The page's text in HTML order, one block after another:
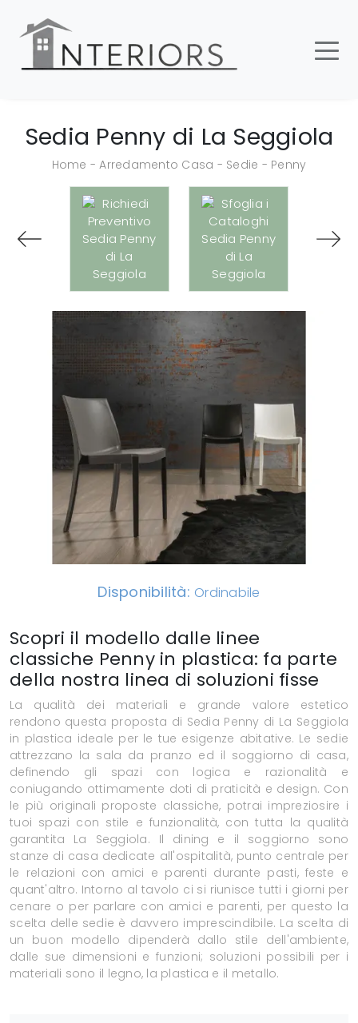
Sedia Penny di La Seggiola
Home -Arredamento Casa - Sedie - Penny
Disponibilità: Ordinabile
Scopri il modello dalle linee
classiche Penny in plastica: fa parte
della nostra linea di soluzioni fisse
La qualità dei materiali e grande valore estetico
rendono questa proposta di Sedia Penny di La Seggiola
in plastica ideale per le tue esigenze abitative. Le sedie
attrezzano la sala da pranzo ed il soggiorno di casa,
definendo gli spazi con logica e razionalità e
coniugando ottimamente doti di praticità e design. Con
le più originali proposte classiche, potrai impreziosire i
tuoi spazi con stile e funzionalità, con tutta la qualità
garantita La Seggiola. Il dining e il soggiorno sono
stanze di casa dedicate all'ospitalità, punto centrale per
le relazioni con amici e parenti durante pasti, feste e
quant'altro. Intorno al tavolo ci si riunisce tutti i giorni per
cenare o per parlare con amici e parenti, per questo la
scelta delle sedie è davvero imprescindibile. La scelta di
un buon modello dipenderà dallo stile dell'ambiente,
dalle sue dimensioni e funzioni; soluzioni possibili per i
materiali sono il legno, la plastica e il metallo.